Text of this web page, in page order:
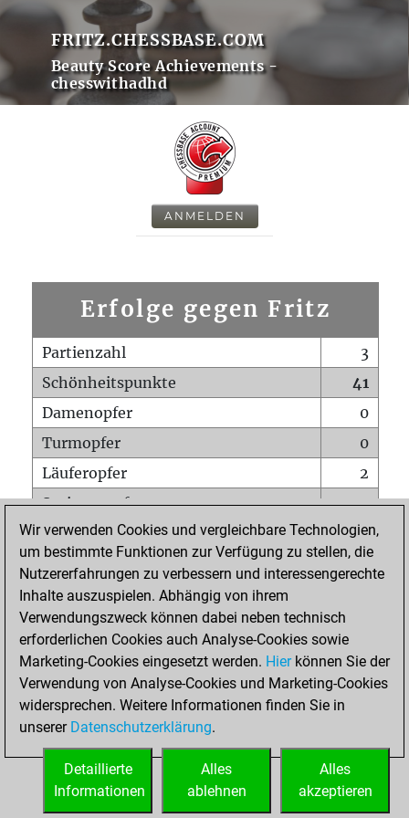
FRITZ.CHESSBASE.COM
Beauty Score Achievements -
chesswithadhd
ANMELDEN
Erfolge gegen Fritz
Partienzahl
3
Schönheitspunkte
41
Damenopfer
0
Turmopfer
0
Läuferopfer
2
Springeropfer
1
Bauernopfer
1
Matt auf vollem Brett
0
Bauer setzt Matt
Erstickte Matts
Unterverwandlungen
0
Türme auf der siebten
1
STARTSEITE
Wir verwenden Cookies und vergleichbare Technologien,
um bestimmte Funktionen zur Verfügung zu stellen, die
Nutzererfahrungen zu verbessern und interessengerechte
Inhalte auszuspielen. Abhängig von ihrem
Verwendungszweck können dabei neben technisch
erforderlichen Cookies auch Analyse-Cookies sowie
Marketing-Cookies eingesetzt werden. Hierkönnen Sie der
Verwendung von Analyse-Cookies und Marketing-Cookies
widersprechen. Weitere Informationen finden Sie in
unserer Datenschutzerklärung.
Alles
akzeptieren
Alles
ablehnen
Detaillierte
Informationen